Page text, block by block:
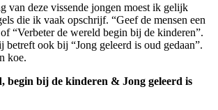
van deze vissende jongen moest ik gelijk
die ik vaak opschrijf. “Geef de mensen een
“Verbeter de wereld begin bij de kinderen”.
betreft ook bij “Jong geleerd is oud gedaan”.
koe.
begin bij de kinderen & Jong geleerd is